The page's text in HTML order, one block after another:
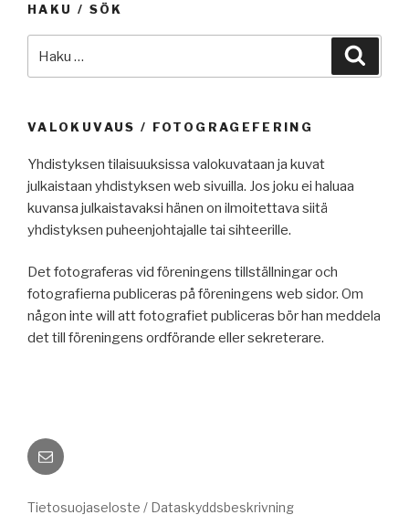
HAKU / SÖK
VALOKUVAUS / FOTOGRAGEFERING
Yhdistyksen tilaisuuksissa valokuvataan ja kuvat
julkaistaan yhdistyksen web sivuilla. Jos joku ei haluaa
kuvansa julkaistavaksi hänen on ilmoitettava siitä
yhdistyksen puheenjohtajalle tai sihteerille.
Det fotograferas vid föreningens tillställningar och
fotografierna publiceras på föreningens web sidor. Om
någon inte will att fotografiet publiceras bör han meddela
det till föreningens ordförande eller sekreterare.
Sähköposti
Tietosuojaseloste / Dataskyddsbeskrivning